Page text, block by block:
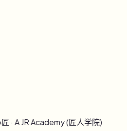
· A JR Academy (匠人学院)